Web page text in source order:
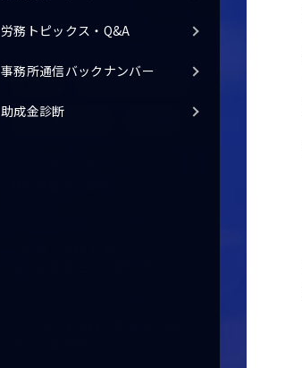
労務トピックス・Q&A
事務所通信バックナンバー
助成金診断
Topics
ブログ・コラム